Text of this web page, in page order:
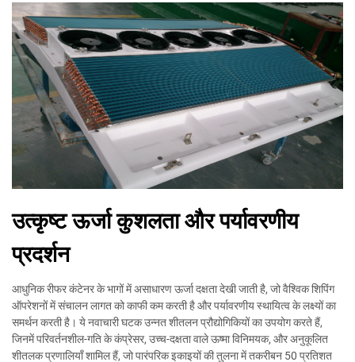
उत्कृष्ट ऊर्जा कुशलता और पर्यावरणीय
प्रदर्शन
आधुनिक रीफर कंटेनर के भागों में असाधारण ऊर्जा दक्षता देखी जाती है, जो वैश्विक शिपिंग
ऑपरेशनों में संचालन लागत को काफी कम करती है और पर्यावरणीय स्थायित्व के लक्ष्यों का
समर्थन करती है। ये नवाचारी घटक उन्नत शीतलन प्रौद्योगिकियों का उपयोग करते हैं,
जिनमें परिवर्तनशील-गति के कंप्रेसर, उच्च-दक्षता वाले ऊष्मा विनिमयक, और अनुकूलित
शीतलक प्रणालियाँ शामिल हैं, जो पारंपरिक इकाइयों की तुलना में तकरीबन 50 प्रतिशत